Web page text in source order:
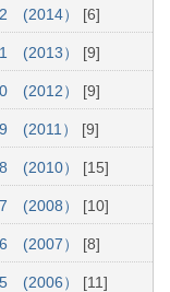
(2014） [6]
(2013） [9]
(2012） [9]
(2011） [9]
(2010） [15]
(2008） [10]
(2007） [8]
(2006） [11]